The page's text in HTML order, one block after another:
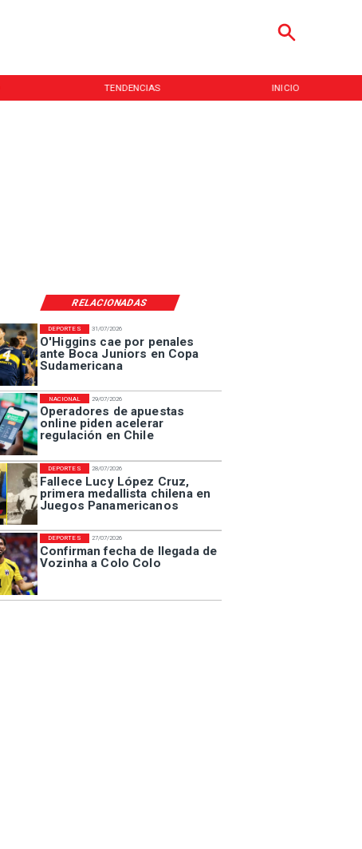
TENDENCIAS INICIO
RELACIONADAS
31/07/2026
O'Higgins cae por penales
ante Boca Juniors en Copa
Sudamericana
DEPORTES
29/07/2026
Operadores de apuestas
online piden acelerar
regulación en Chile
NACIONAL
28/07/2026
Fallece Lucy López Cruz,
primera medallista chilena en
Juegos Panamericanos
DEPORTES
27/07/2026
Confirman fecha de llegada de
Vozinha a Colo Colo
DEPORTES